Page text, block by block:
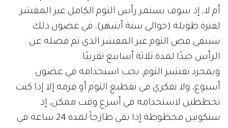
أم لا، إذ سوف يستمر رأس الثوم الكامل غير المقشر
لفترة طويلة (حوالي ستة أشهر)، في غضون ذلك
سيبقى فص الثوم غير المقشر الذي تم فصله عن
الرأس جيدًا لمدة ثلاثة أسابيع تقريبًا.
وبمجرد تقشير الثوم، يجب استخدامه في غضون
أسبوع، ولا تفكري في تقطيع الثوم أو فرمه إلا إذا كنت
تخططين لاستخدامه في أسرع وقت ممكن، إذ
ستكونين محظوظة إذا بقي طازجاً لمدة 24 ساعة في